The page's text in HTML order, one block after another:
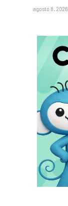
agosto 8, 2026